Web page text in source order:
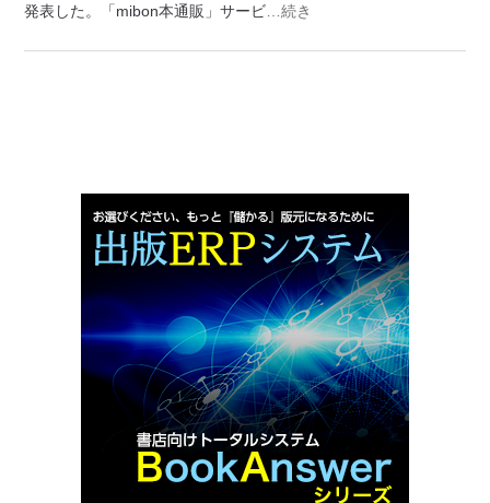
発表した。「mibon本通販」サービ …続き